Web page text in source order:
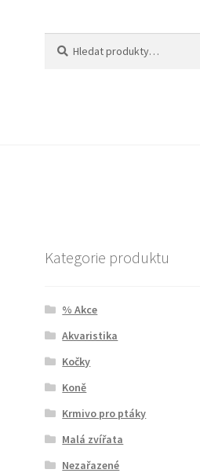
Kategorie produktu
% Akce
Akvaristika
Kočky
Koně
Krmivo pro ptáky
Malá zvířata
Nezařazené